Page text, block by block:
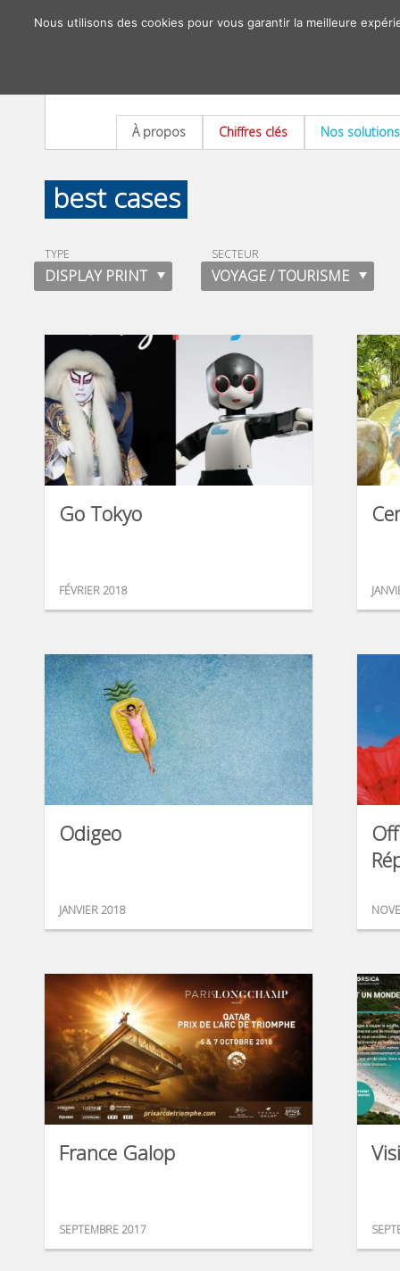
À propos Chiffres clés Nos solutions
best cases
TYPE
DISPLAY PRINT
SECTEUR
VOYAGE / TOURISME
Go Tokyo
FÉVRIER 2018
Odigeo
JANVIER 2018
France Galop
SEPTEMBRE 2017
Nous utilisons des cookies pour vous garantir la meilleure